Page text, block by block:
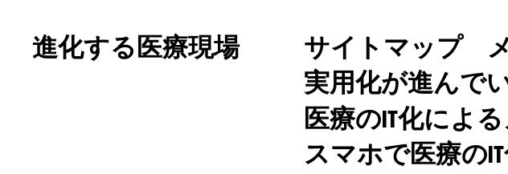
進化する医療現場 サイトマップ
実用化が進んで
医療のIT化によ
スマホで医療の